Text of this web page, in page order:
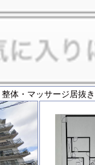
整体・マッサージ居抜き